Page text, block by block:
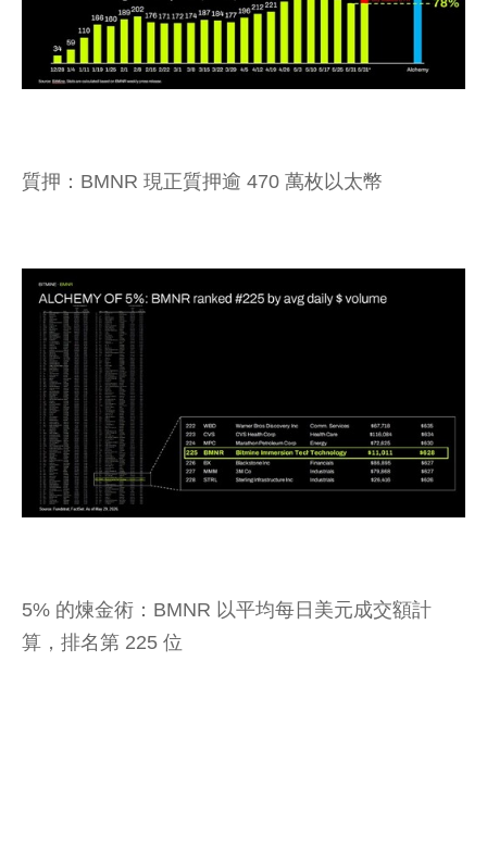
質押：BMNR 現正質押逾 470 萬枚以太幣
5% 的煉金術：BMNR 以平均每日美元成交額計
算，排名第 225 位